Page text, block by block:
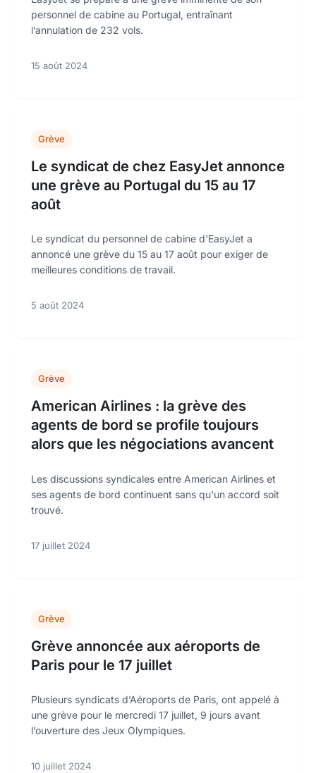
personnel de cabine au Portugal, entraînant
l’annulation de 232 vols.
15 août 2024
Grève
Le syndicat de chez EasyJet annonce
une grève au Portugal du 15 au 17
août
Le syndicat du personnel de cabine d'EasyJet a
annoncé une grève du 15 au 17 août pour exiger de
meilleures conditions de travail.
5 août 2024
Grève
American Airlines : la grève des
agents de bord se profile toujours
alors que les négociations avancent
Les discussions syndicales entre American Airlines et
ses agents de bord continuent sans qu'un accord soit
trouvé.
17 juillet 2024
Grève
Grève annoncée aux aéroports de
Paris pour le 17 juillet
Plusieurs syndicats d’Aéroports de Paris, ont appelé à
une grève pour le mercredi 17 juillet, 9 jours avant
l’ouverture des Jeux Olympiques.
10 juillet 2024